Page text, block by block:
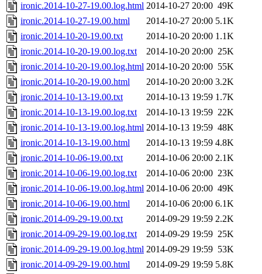
ironic.2014-10-27-19.00.log.html 2014-10-27 20:00 49K
ironic.2014-10-27-19.00.html
2014-10-27 20:00 5.1K
ironic.2014-10-20-19.00.txt
2014-10-20 20:00 1.1K
ironic.2014-10-20-19.00.log.txt
2014-10-20 20:00 25K
ironic.2014-10-20-19.00.log.html 2014-10-20 20:00 55K
ironic.2014-10-20-19.00.html
2014-10-20 20:00 3.2K
ironic.2014-10-13-19.00.txt
2014-10-13 19:59 1.7K
ironic.2014-10-13-19.00.log.txt
2014-10-13 19:59 22K
ironic.2014-10-13-19.00.log.html 2014-10-13 19:59 48K
ironic.2014-10-13-19.00.html
2014-10-13 19:59 4.8K
ironic.2014-10-06-19.00.txt
2014-10-06 20:00 2.1K
ironic.2014-10-06-19.00.log.txt
2014-10-06 20:00 23K
ironic.2014-10-06-19.00.log.html 2014-10-06 20:00 49K
ironic.2014-10-06-19.00.html
2014-10-06 20:00 6.1K
ironic.2014-09-29-19.00.txt
2014-09-29 19:59 2.2K
ironic.2014-09-29-19.00.log.txt
2014-09-29 19:59 25K
ironic.2014-09-29-19.00.log.html 2014-09-29 19:59 53K
ironic.2014-09-29-19.00.html
2014-09-29 19:59 5.8K